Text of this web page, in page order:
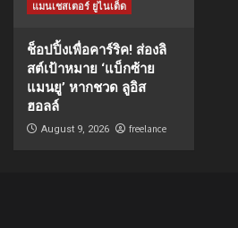
แมนเชสเตอร์ ยูไนเต็ด
ช็อปปิ้งเพื่อคาร์ริค! ส่องลิ
สต์เป้าหมาย ‘แบ็กซ้าย
แมนยู’ หากชวด ลูอิส
ฮอลล์
August 9, 2026 freelance